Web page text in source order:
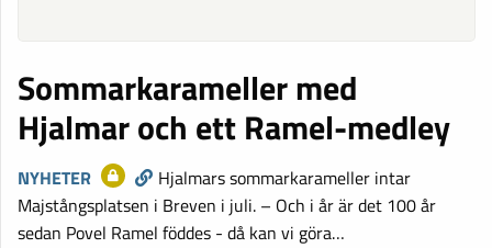
Sommarkarameller med
Hjalmar och ett Ramel-medley
NYHETER
Hjalmars sommarkarameller intar
Majstångsplatsen i Breven i juli. – Och i år är det 100 år
sedan Povel Ramel föddes - då kan vi göra…